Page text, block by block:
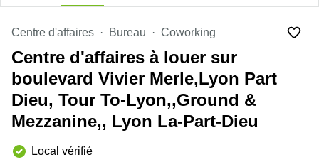
Strasbourg
Marseille
Centres
Toulouse
Coworking
Coworking
Nice
Centres
Centre d'affaires Bureau Coworking
Centre d'affaires à louer sur
boulevard Vivier Merle,Lyon Part
Dieu, Tour To-Lyon,,Ground &
Mezzanine,, Lyon La-Part-Dieu
Local vérifié